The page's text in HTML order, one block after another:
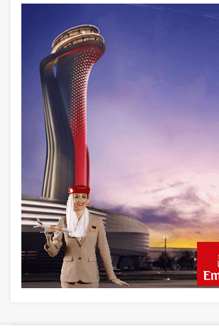
Türkiye’nin Milli Motor
Dönem: TEI TEKNOLOJİ